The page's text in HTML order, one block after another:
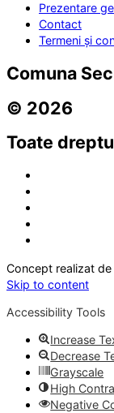
Prezentare
Contact
Termeni și
Comuna
© 2026
Toate
Concept realizat de
Skip to content
Accessibility Tools
Increase
Decrease
Grayscale
High
Negative